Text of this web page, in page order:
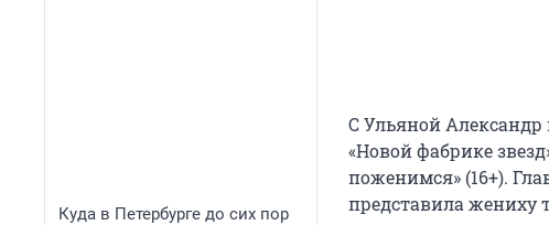
Куда в Петербурге до сих пор
С Ульяной Александр
«Новой фабрике
поженимся» (16+).
представила жениху